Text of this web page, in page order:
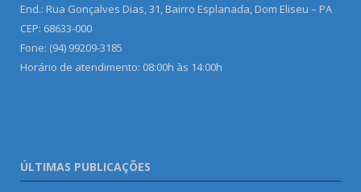
End.: Rua Gonçalves Dias, 31, Bairro Esplanada, Dom Eliseu – PA
CEP: 68633-000
Fone: (94) 99209-3185
Horário de atendimento: 08:00h às 14:00h
ÚLTIMAS PUBLICAÇÕES